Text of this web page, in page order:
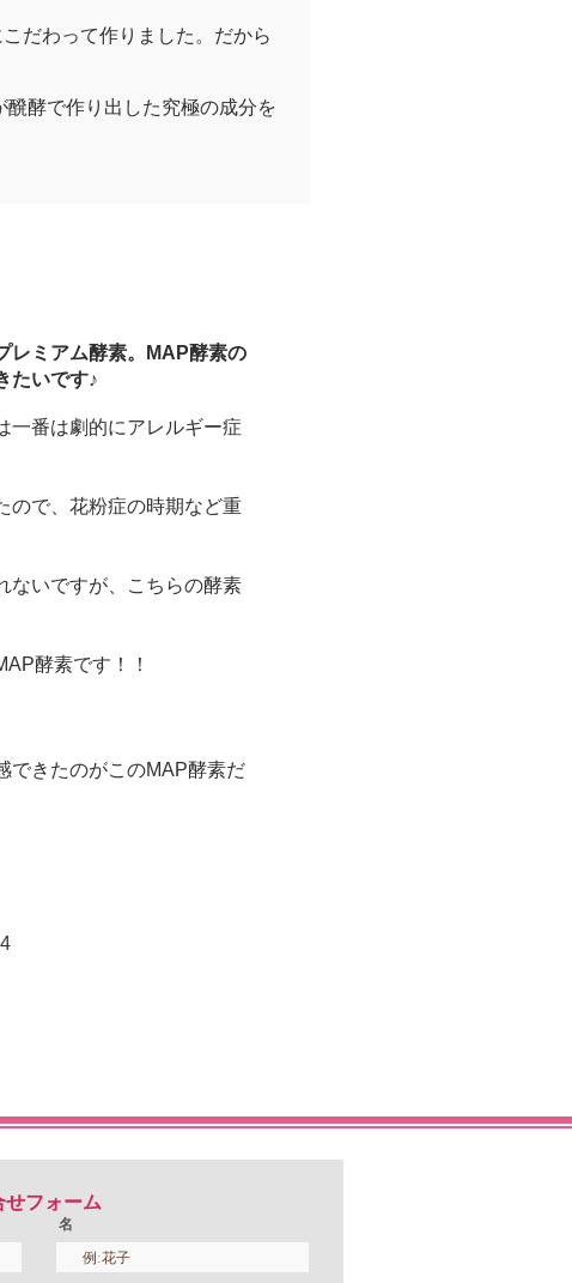
だわって作りました。だから
酵で作り出した究極の成分を
レミアム酵素。MAP酵素の
たいです♪
一番は劇的にアレルギー症
ので、花粉症の時期など重
ないですが、こちらの酵素
酵素です！！
できたのがこのMAP酵素 だ
せフォーム
名